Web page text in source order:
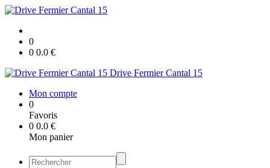
0
0 0.0 €
Drive Fermier Cantal 15
Mon compte
0
Favoris
0 0.0 €
Mon panier